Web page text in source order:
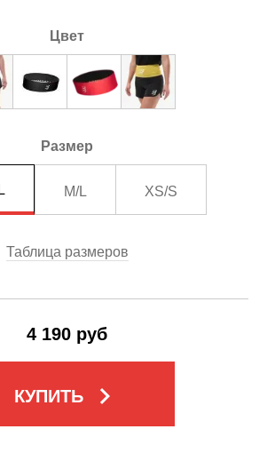
Цвет
Размер
M/L XS/S
Таблица размеров
4 190 руб
КУПИТЬ keyboard_arrow_right